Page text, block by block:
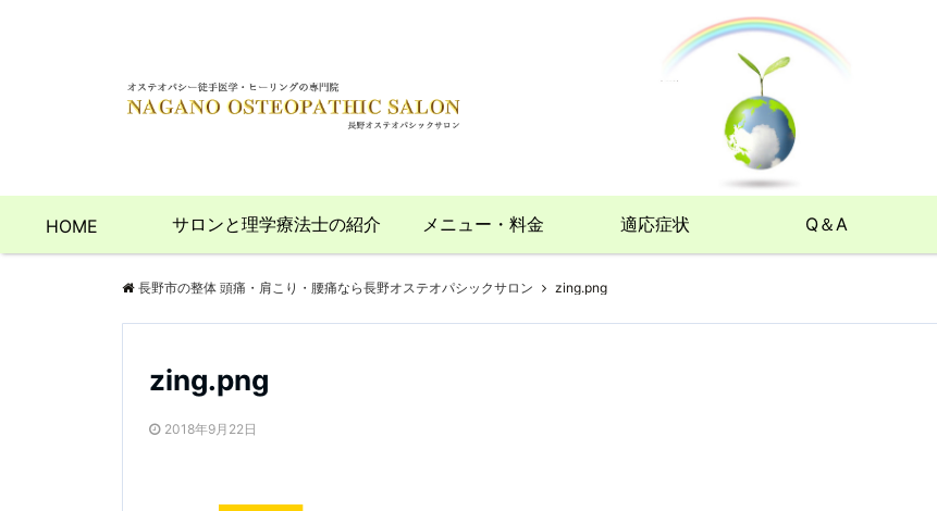
HOME サロンと理学療法士の紹介 メニュー・料金 適応症状 Q＆A
長野市の整体 頭痛・肩こり・腰痛なら長野オステオパシックサロン zing.png
zing.png
2018年9月22日